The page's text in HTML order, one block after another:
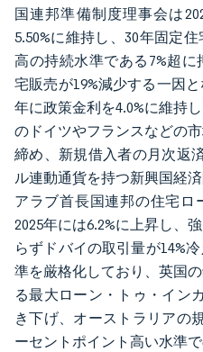
国連邦準備制度理事会は
5.50%に維持し、30年固定
高の持続水準である7%超
宅販売が19%減少する一因
年に政策金利を4.0%に維持
のドイツやフランスなどの
締め、新規借入者の月次返
ル連動通貨を持つ新興国経
アラブ首長国連邦の住宅ロ
2025年には6.2%に上昇し、
らずドバイの取引量が14%
準を厳格化しており、英国
る最大ローン・トゥ・イン
き下げ、オーストラリアの
ーセントポイント高い水準